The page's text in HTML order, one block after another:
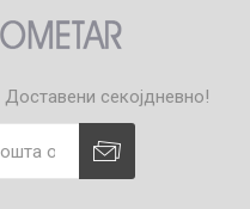
Доставени секојдневно!